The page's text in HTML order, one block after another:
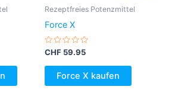
Rezeptfreies Potenzmittel
Force X
Bewertet
0
von
CHF 59.95
Force X kaufen